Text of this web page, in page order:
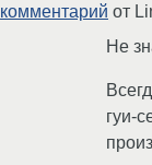
комментарий от
Не
гуи-